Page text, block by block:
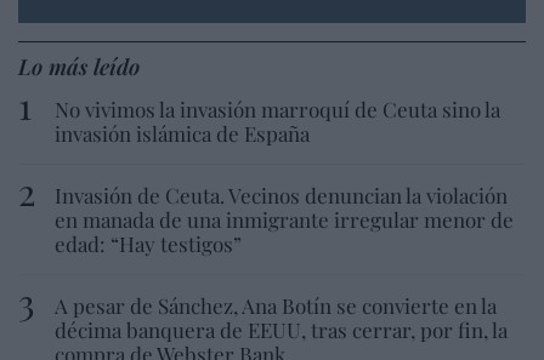
Lo más leído
No vivimos la invasión marroquí de Ceuta sino la
invasión islámica de España
Invasión de Ceuta. Vecinos denuncian la violación
en manada de una inmigrante irregular menor de
edad: “Hay testigos”
A pesar de Sánchez, Ana Botín se convierte en la
décima banquera de EEUU, tras cerrar, por fin, la
compra de Webster Bank